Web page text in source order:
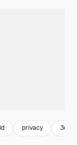
privacy 3d